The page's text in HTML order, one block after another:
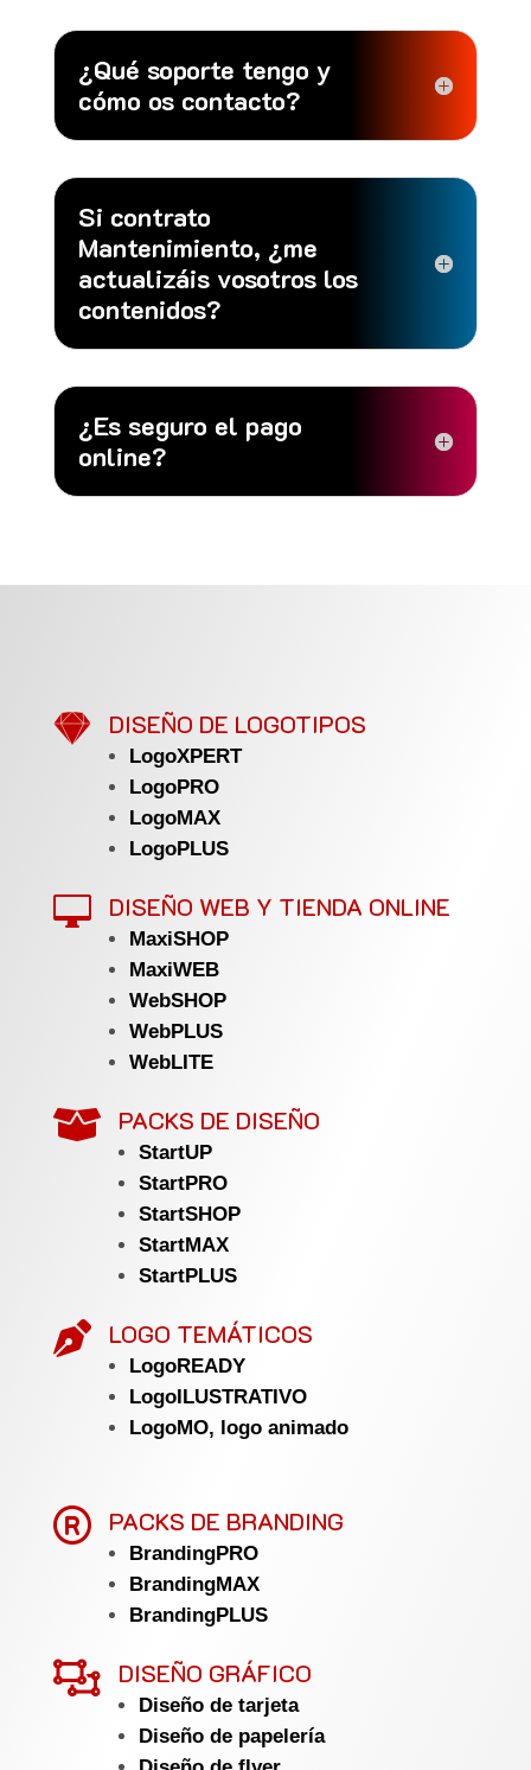
¿Qué soporte tengo y
cómo os contacto?
Si contrato
Mantenimiento, ¿me
actualizáis vosotros los
contenidos?
¿Es seguro el pago
online?
 DISEÑO DE LOGOTIPOS
LogoXPERT
LogoPRO
LogoMAX
LogoPLUS
 DISEÑO WEB Y TIENDA ONLINE
MaxiSHOP
MaxiWEB
WebSHOP
WebPLUS
WebLITE
 PACKS DE DISEÑO
StartUP
StartPRO
StartSHOP
StartMAX
StartPLUS
 LOGO TEMÁTICOS
LogoREADY
LogoILUSTRATIVO
LogoMO, logo animado
 PACKS DE BRANDING
BrandingPRO
BrandingMAX
BrandingPLUS
 DISEÑO GRÁFICO
Diseño de tarjeta
Diseño de papelería